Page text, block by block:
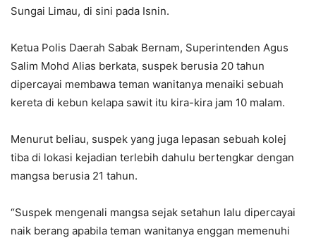
Sungai Limau, di sini pada Isnin.
Ketua Polis Daerah Sabak Bernam, Superintenden Agus
Salim Mohd Alias berkata, suspek berusia 20 tahun
dipercayai membawa teman wanitanya menaiki sebuah
kereta di kebun kelapa sawit itu kira-kira jam 10 malam.
Menurut beliau, suspek yang juga lepasan sebuah kolej
tiba di lokasi kejadian terlebih dahulu bertengkar dengan
mangsa berusia 21 tahun.
“Suspek mengenali mangsa sejak setahun lalu dipercayai
naik berang apabila teman wanitanya enggan memenuhi